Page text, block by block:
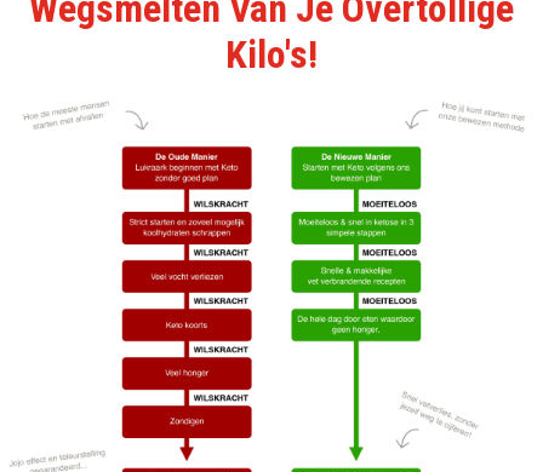
Kilo's!